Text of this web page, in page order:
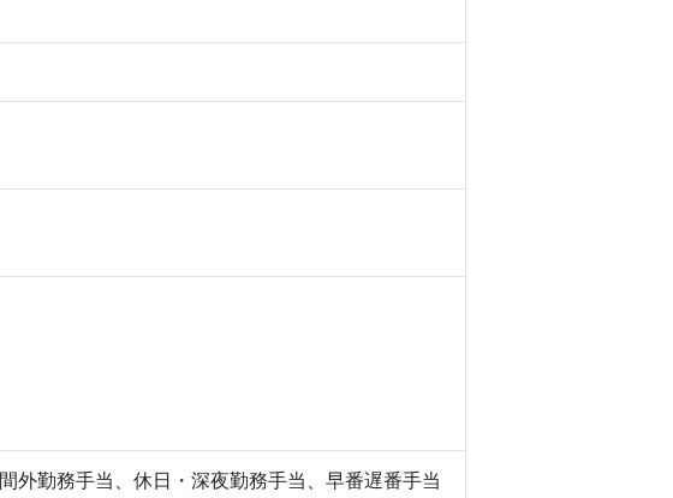
外勤務手当、休日・深夜勤務手当、早番遅番手当